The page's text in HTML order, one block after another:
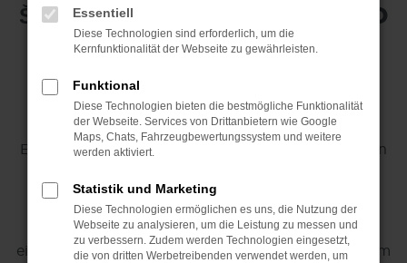
ŠKODA PARTNER FÜR NEU- UND
GEBRAUCHTWAGEN
Willkommen beiM&M Automobile Celle, Ihrem
Experten für ŠKODA Neu- und Gebrauchtwagen
in
Ausstellungshalleund einer großzügigen
Außenfläche von über 2.000 m²bieten wir Ihnen
eine beeindruckende Auswahl an Fahrzeugen – vom
Essentiell
Diese Technologien sind erforderlich, um die
Kernfunktionalität der Webseite zu gewährleisten.
Funktional
Diese Technologien bieten die bestmögliche Funktionalität
der Webseite. Services von Drittanbietern wie Google
Maps, Chats, Fahrzeugbewertungssystem und weitere
werden aktiviert.
Statistik und Marketing
Diese Technologien ermöglichen es uns, die Nutzung der
Webseite zu analysieren, um die Leistung zu messen und
zu verbessern. Zudem werden Technologien eingesetzt,
die von dritten Werbetreibenden verwendet werden, um